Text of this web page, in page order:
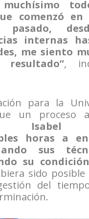
muchísimo
comenzó en
internas
me siento
,
para la
un proceso
Isabel
horas a
sus
su
sido
del